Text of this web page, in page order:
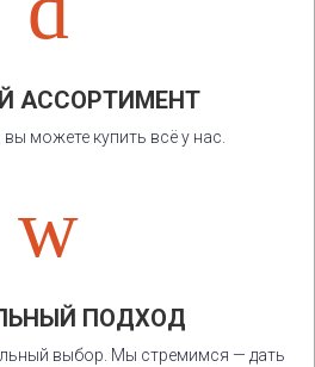
АССОРТИМЕНТ
можете купить всё у нас.
w
ПОДХОД
выбор. Мы стремимся — дать